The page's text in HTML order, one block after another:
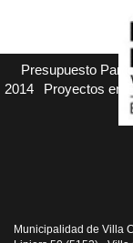
Presupuesto
2014
Proyectos en
Municipalidad de Villa